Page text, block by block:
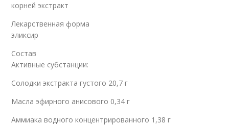
корней экстракт
Лекарственная форма
эликсир
Состав
Активные субстанции:
Солодки экстракта густого 20,7 г
Масла эфирного анисового 0,34 г
Аммиака водного концентрированного 1,38 г